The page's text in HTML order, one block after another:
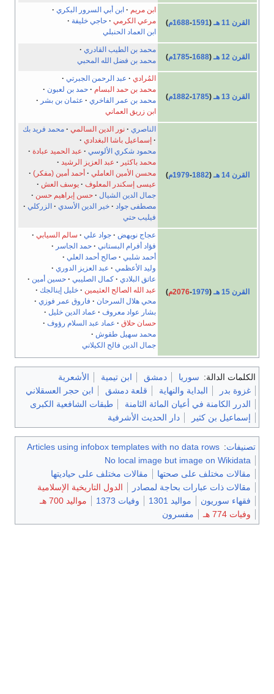
القرن 11 هـ (
1591
-1688م )
ابن مريم
ابن أبي السرور البكري
مرعي الكرمي
حاجي خليفة
ابن العماد الحنبلي
القرن 12 هـ (
1688
-1785م )
محمد بن الطيب القادري
محمد بن فضل الله المحبي
القرن 13 هـ (
1785
-1882م )
المُرادي
عبد الرحمن الجبرتي
محمد بن حمد البسام
حمد بن لعبون
محمد بن عمر الفاخري
عثمان بن بشر
ابن زريق العماني
القرن 14 هـ (
1882
-1979م )
الناصري نور الدين السالمي
محمد فريد بك
إسماعيل باشا البغدادي
محمود شكري الألوسي
عبد الحميد عبادة
محمد باكثير
عبد العزيز الرشيد
محسن الأمين العاملي
أحمد أمين (مفكر)
عيسى إسكندر المعلوف
يوسف العش
جمال الدين الشيال
حسن إبراهيم حسن
مصطفى جواد
خير الدين الأسدي
الزركلي
فيليب حتي
القرن 15 هـ (
1979
-2076م )
عجاج نويهض جواد علي
سالم السيابي
فؤاد أفرام البستاني
حمد الجاسر
أحمد شلبي
صالح أحمد العلي
وليد الأعظمي
عبد العزيز الدوري
عاتق البلادي
كمال الصليبي
حسين أمين
عبد الله الصالح العثيمين
خليل إينالجك
محي هلال السرحان
فاروق عمر فوزي
بشار عواد معروف
عماد الدين خليل
حسان حلاق
عماد عبد السلام رؤوف
محمد سهيل طقوش
جمال الدين فالح الكيلاني
الكلمات الدالة: سوريا دمشق ابن تيمية
الأشعرية
غزوة بدر
البداية والنهاية قلعة دمشق
ابن حجر العسقلاني
الدرر الكامنة في أعيان المائة الثامنة
طبقات الشافعية الكبرى
إسماعيل بن كثير
دار الحديث الأشرفية
تصنيفات:
Articles using infobox templates with no data rows
No local image but image on Wikidata
مقالات مختلف على صحتها
مقالات مختلف على حياديتها
مقالات ذات عبارات بحاجة لمصادر
الدول التاريخية الإسلامية
فقهاء سوريون
مواليد 1301 وفيات 1373
مواليد 700 هـ
وفيات 774 هـ
مفسرون